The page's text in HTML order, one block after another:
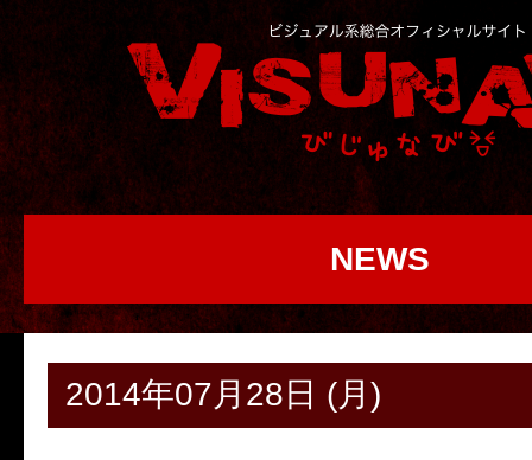
NEWS
2014年07月28日 (月)